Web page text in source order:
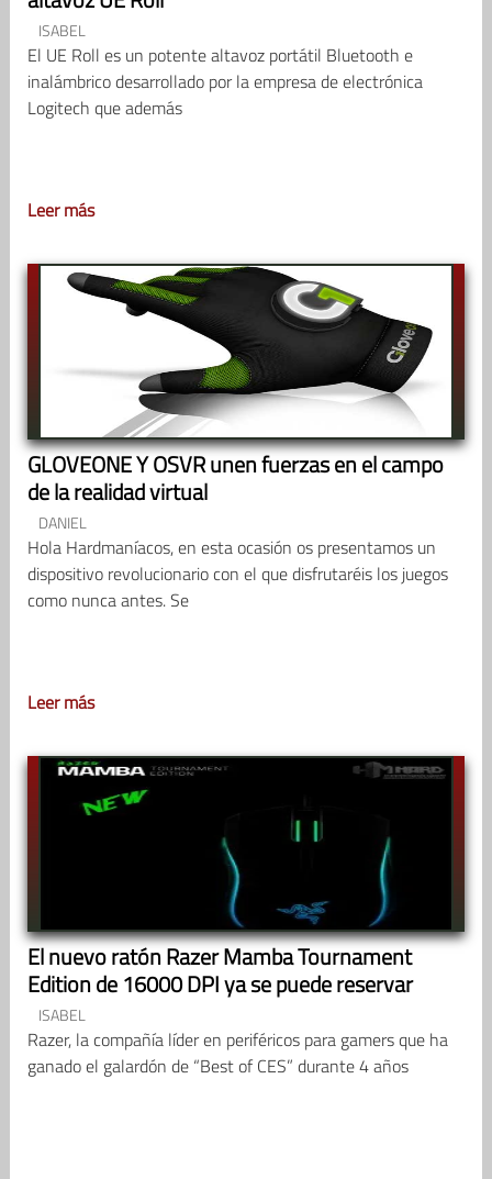
ISABEL
El UE Roll es un potente altavoz portátil Bluetooth e
inalámbrico desarrollado por la empresa de electrónica
Logitech que además
Leer más
GLOVEONE Y OSVR unen fuerzas en el campo
de la realidad virtual
DANIEL
Hola Hardmaníacos, en esta ocasión os presentamos un
dispositivo revolucionario con el que disfrutaréis los juegos
como nunca antes. Se
Leer más
El nuevo ratón Razer Mamba Tournament
Edition de 16000 DPI ya se puede reservar
ISABEL
Razer, la compañía líder en periféricos para gamers que ha
ganado el galardón de “Best of CES” durante 4 años